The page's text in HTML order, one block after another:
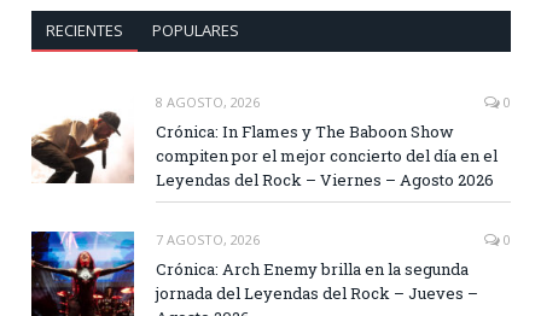
RECIENTES POPULARES
8 AGOSTO, 2026 0
Crónica: In Flames y The Baboon Show
compiten por el mejor concierto del día en el
Leyendas del Rock – Viernes – Agosto 2026
7 AGOSTO, 2026 0
Crónica: Arch Enemy brilla en la segunda
jornada del Leyendas del Rock – Jueves –